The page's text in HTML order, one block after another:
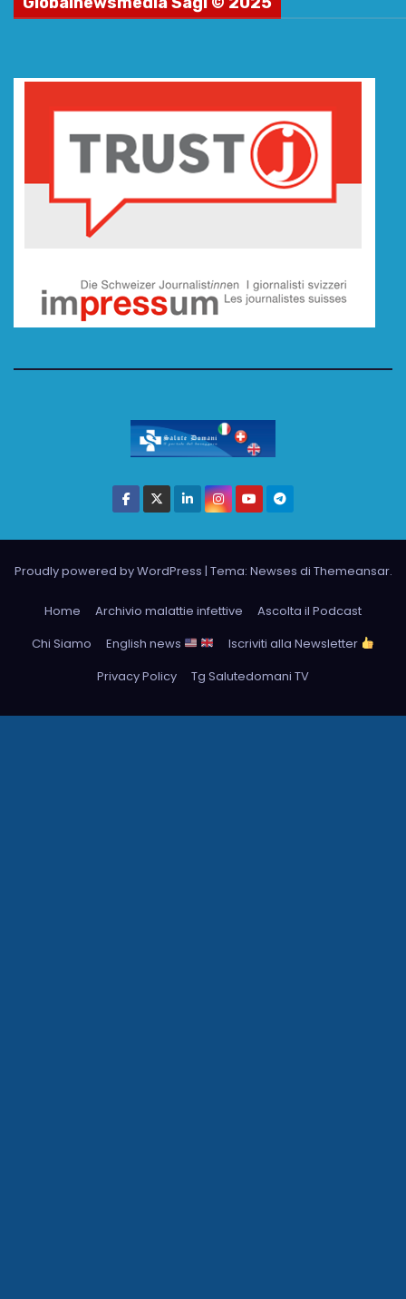
Proudly powered by WordPress | Tema: Newses di Themeansar.
Home Archivio malattie infettive
Ascolta il Podcast
Chi Siamo
English news
Iscriviti alla Newsletter
Privacy Policy
Tg Salutedomani TV